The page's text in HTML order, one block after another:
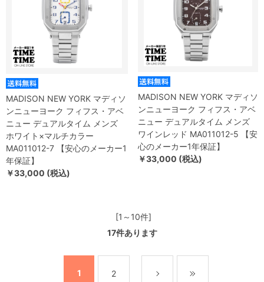
MADISON NEW YORK マディソ
ンニューヨーク フィフス・アベ
ニュー デュアルタイム メンズ
ホワイト×マルチカラー
MA011012-7 【安心のメーカー1
年保証】
￥33,000 (税込)
MADISON NEW YORK マディソ
ンニューヨーク フィフス・アベ
ニュー デュアルタイム メンズ
ワインレッド MA011012-5 【安
心のメーカー1年保証】
￥33,000 (税込)
[1～10件]
17件あります
1 2